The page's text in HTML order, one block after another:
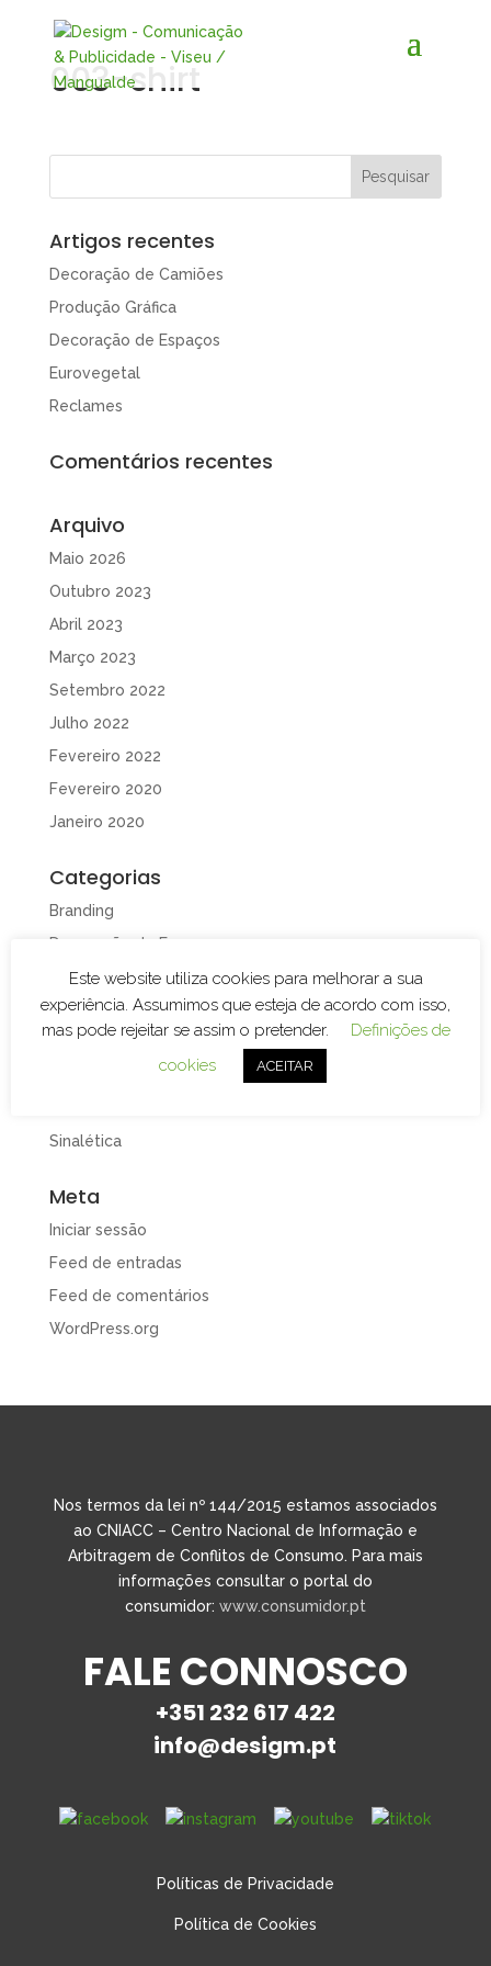
003-shirt
Artigos recentes
Decoração de Camiões
Produção Gráfica
Decoração de Espaços
Eurovegetal
Reclames
Comentários recentes
Arquivo
Maio 2026
Outubro 2023
Abril 2023
Março 2023
Setembro 2022
Julho 2022
Fevereiro 2022
Fevereiro 2020
Janeiro 2020
Categorias
Branding
Decoração de Espaços
Decoração de Viaturas
Design e Publicidade
Gravação e Corte Laser
Sinalética
Meta
Iniciar sessão
Feed de entradas
Feed de comentários
WordPress.org
Nos termos da lei nº 144/2015 estamos associados
ao CNIACC – Centro Nacional de Informação e
Arbitragem de Conflitos de Consumo. Para mais
informações consultar o portal do
consumidor: www.consumidor.pt
FALE CONNOSCO
+351 232 617 422
info@desigm.pt
Políticas de Privacidade
Política de Cookies
Este website utiliza cookies para melhorar a sua
experiência. Assumimos que esteja de acordo com isso,
mas pode rejeitar se assim o pretender.
Definições de
cookies
ACEITAR